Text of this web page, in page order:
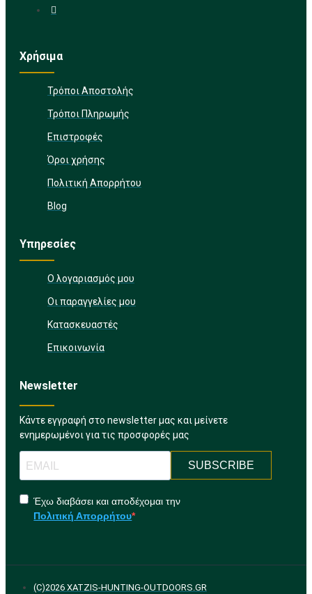
Χρήσιμα
Τρόποι Αποστολής
Τρόποι Πληρωμής
Επιστροφές
Όροι χρήσης
Πολιτική Απορρήτου
Blog
Υπηρεσίες
Ο λογαριασμός μου
Οι παραγγελίες μου
Κατασκευαστές
Επικοινωνία
Newsletter
Κάντε εγγραφή στο newsletter μας και μείνετε
ενημερωμένοι για τις προσφορές μας
SUBSCRIBE
Έχω διαβάσει και αποδέχομαι την
Πολιτική Απορρήτου
(C)2026 XATZIS-HUNTING-OUTDOORS.GR